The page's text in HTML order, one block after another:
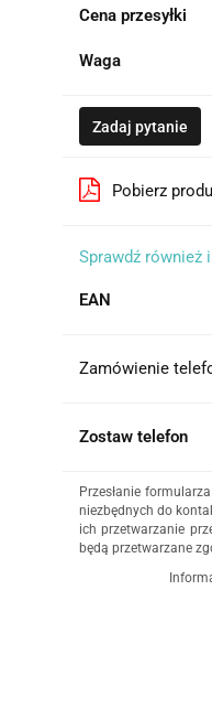
Cena przesyłki
Waga
Zadaj pytanie
Pobierz
Sprawdź również
EAN
Zamówienie
Zostaw telefon
Przesłanie
niezbędnych do
ich przetwarzanie
będą przetwarzane